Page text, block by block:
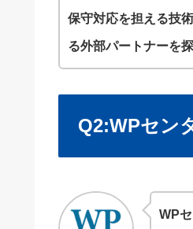
保守対応を担える技
る外部パートナーを
Q2:WPセン
WP